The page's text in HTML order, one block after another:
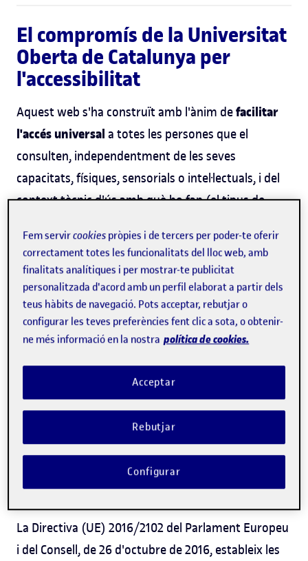
El compromís de la Universitat
Oberta de Catalunya per
l'accessibilitat
Aquest web s'ha construït amb l'ànim defacilitar
l'accés universal a totes les persones que el
consulten, independentment de les seves
capacitats, físiques, sensorials o intel·lectuals, i del
context tècnic d'ús amb què ho fan (el tipus de
les condicions ambientals, etc.).
Per això, es treballa amb l'objectiu d'adaptar tot el
web a les recomanacions del Consorci World Wide
Web (W3C), per tal d'eliminar les barreres que
dificulten l'accés a la informació i la comunicació.
Aquestes recomanacions es concreten en les
pautes d'accessibilitat del web
El compromís de la Universitat Oberta de Catalunya
és arribar a complir el nivell de conformitatDoble-A
, tal com exigeixen a les universitats les
legislacions europea i estatal.
La Directiva (UE) 2016/2102 del Parlament Europeu
i del Consell, de 26 d'octubre de 2016, estableix les
Fem servircookies pròpies i de tercers per poder-te oferir
correctament totes les funcionalitats del lloc web, amb
finalitats analítiques i per mostrar-te publicitat
personalitzada d'acord amb un perfil elaborat a partir dels
teus hàbits de navegació. Pots acceptar, rebutjar o
configurar les teves preferències fent clic a sota, o obtenir-
ne més informació en la nostra política de cookies.
Rebutjar
Acceptar
Configurar